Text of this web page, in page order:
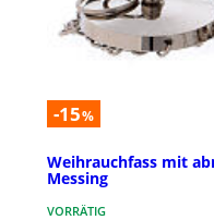
-15%
Weihrauchfass mit
Messing
VORRÄTIG